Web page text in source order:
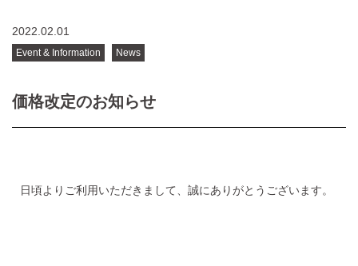
2022.02.01
Event & Information News
価格改定のお知らせ
日頃よりご利用いただきまして、誠にありがとうございます。